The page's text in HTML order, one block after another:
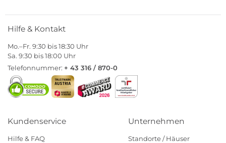
Hilfe & Kontakt
Mo.–Fr. 9:30 bis 18:30 Uhr
Sa. 9:30 bis 18:00 Uhr
Telefonnummer: + 43 316 / 870-0
Kundenservice
Hilfe & FAQ
Unternehmen
Standorte / Häuser